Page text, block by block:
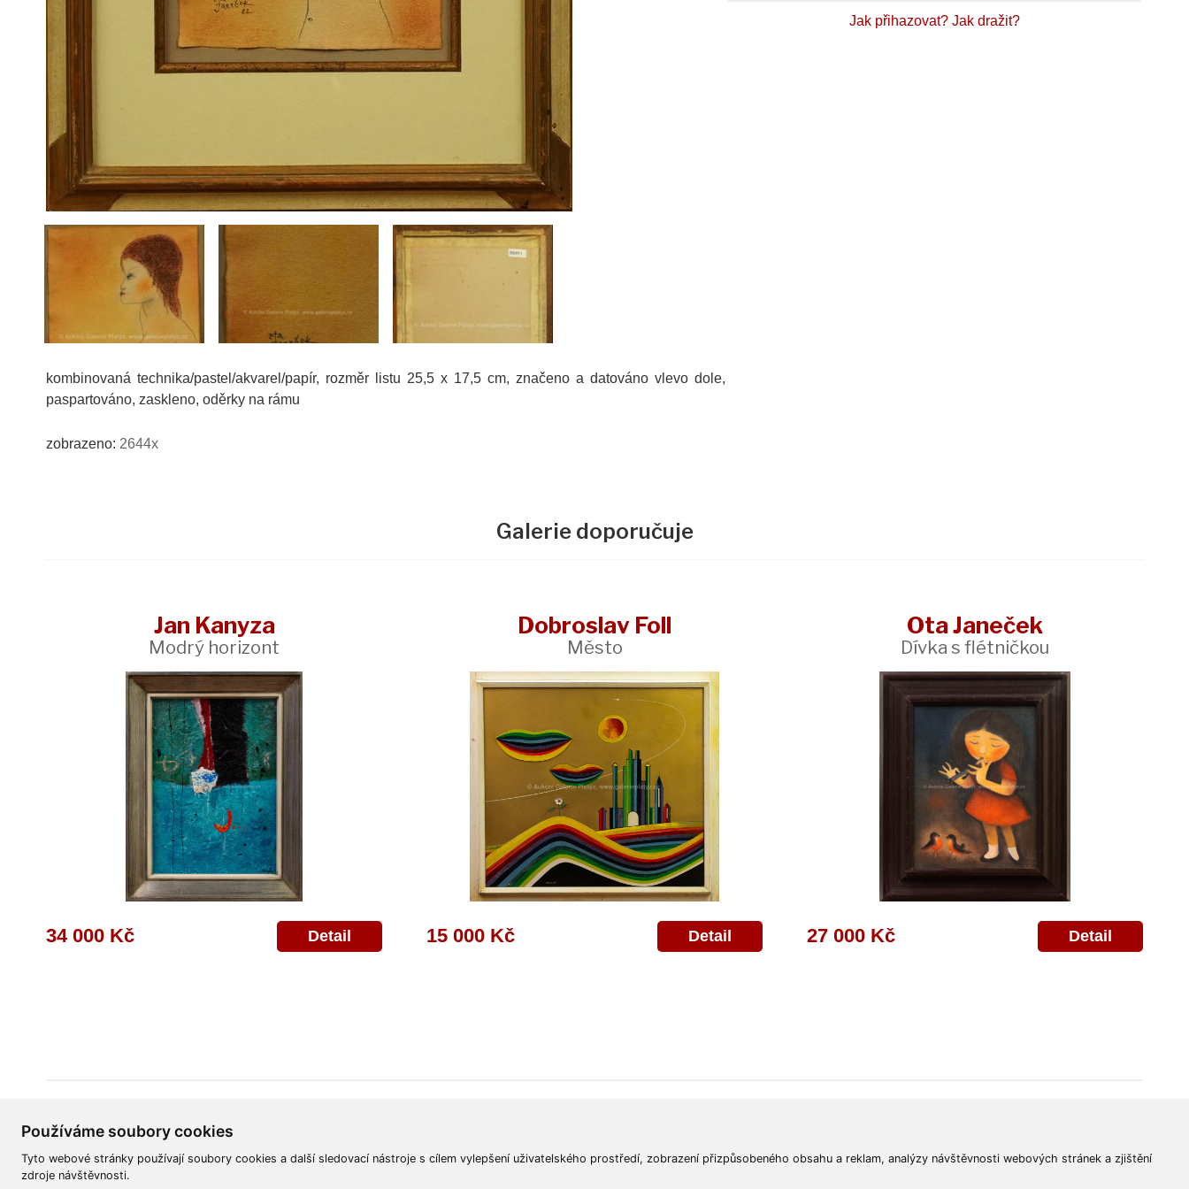
Používáme soubory cookies
Tyto webové stránky používají soubory cookies a další sledovací nástroje s cílem vylepšení uživatelského prostředí, zobrazení přizpůsobeného obsahu a reklam, analýzy návštěvnosti webových stránek a zjištění
zdroje návštěvnosti.
kombinovaná technika/pastel/akvarel/papír, rozměr listu 25,5 x 17,5 cm, značeno a datováno vlevo dole,
paspartováno, zaskleno, oděrky na rámu
zobrazeno: 2644x
Jak přihazovat? Jak dražit?
Galerie doporučuje
Jan Kanyza
Modrý horizont
34 000 Kč Detail
Dobroslav Foll
Město
15 000 Kč Detail
Ota Janeček
Dívka s flétničkou
27 000 Kč Detail